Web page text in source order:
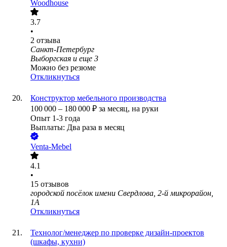
Woodhouse
3.7
•
2 отзыва
Санкт-Петербург
Выборгская и еще 3
Можно без резюме
Откликнуться
Конструктор мебельного производства
100 000 – 180 000 ₽ за месяц, на руки
Опыт 1-3 года
Выплаты: Два раза в месяц
Venta-Mebel
4.1
•
15 отзывов
городской посёлок имени Свердлова, 2-й микрорайон,
1А
Откликнуться
Технолог/менеджер по проверке дизайн-проектов
(шкафы, кухни)